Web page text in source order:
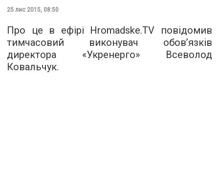
25 лис 2015, 08:50
Про це в ефірі Hromadske.TV повідомив
тимчасовий виконувач обов’язків
директора «Укренерго» Всеволод
Ковальчук.